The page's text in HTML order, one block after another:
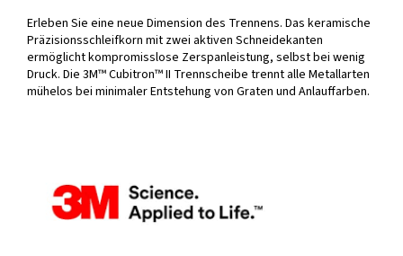
Erleben Sie eine neue Dimension des Trennens. Das keramische
Präzisionsschleifkorn mit zwei aktiven Schneidekanten
ermöglicht kompromisslose Zerspanleistung, selbst bei wenig
Druck. Die 3M™ Cubitron™ II Trennscheibe trennt alle Metallarten
mühelos bei minimaler Entstehung von Graten und Anlauffarben.